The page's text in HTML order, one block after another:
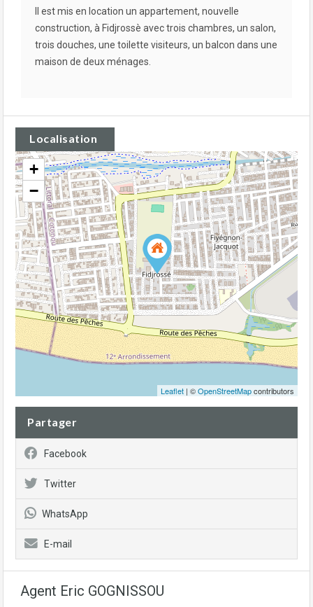
Il est mis en location un appartement, nouvelle
construction, à Fidjrossè avec trois chambres, un salon,
trois douches, une toilette visiteurs, un balcon dans une
maison de deux ménages.
Localisation
+
−
Leaflet | ©OpenStreetMapcontributors
Partager
Facebook
Twitter
WhatsApp
E-mail
Agent Eric GOGNISSOU